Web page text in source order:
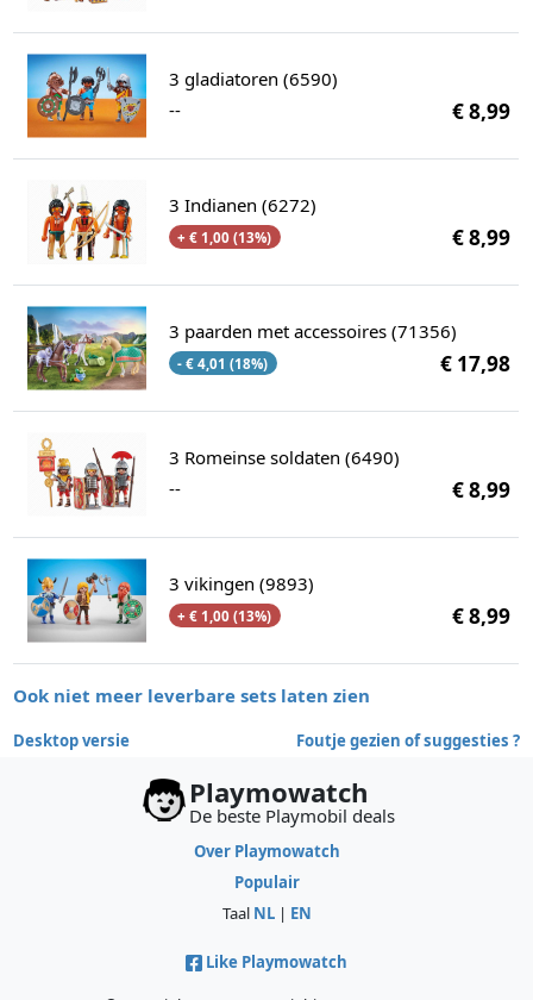
3 gladiatoren (6590)
--
€ 8,99
3 Indianen (6272)
+ € 1,00 (13%) € 8,99
3 paarden met accessoires (71356)
- € 4,01 (18%) € 17,98
3 Romeinse soldaten (6490)
--
€ 8,99
3 vikingen (9893)
+ € 1,00 (13%) € 8,99
Ook niet meer leverbare sets laten zien
Desktop versie Foutje gezien of suggesties ?
Playmowatch
De beste Playmobil deals
Over Playmowatch
Populair
Taal NL| EN
Like Playmowatch